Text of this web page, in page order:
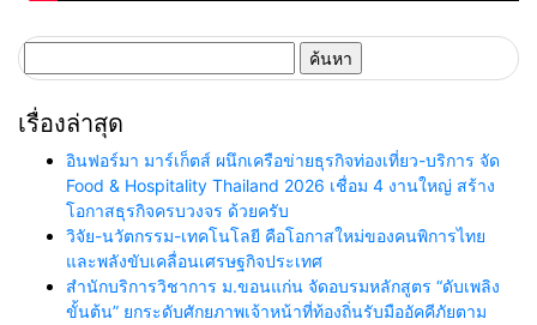
สำหรับ:
เรื่องล่าสุด
อินฟอร์มา มาร์เก็ตส์ ผนึกเครือข่ายธุรกิจท่องเที่ยว-บริการ จัด
Food & Hospitality Thailand 2026 เชื่อม 4 งานใหญ่ สร้าง
โอกาสธุรกิจครบวงจร ด้วยครับ
วิจัย-นวัตกรรม-เทคโนโลยี คือโอกาสใหม่ของคนพิการไทย
และพลังขับเคลื่อนเศรษฐกิจประเทศ
สำนักบริการวิชาการ ม.ขอนแก่น จัดอบรมหลักสูตร “ดับเพลิง
ขั้นต้น” ยกระดับศักยภาพเจ้าหน้าที่ท้องถิ่นรับมืออัคคีภัยตาม